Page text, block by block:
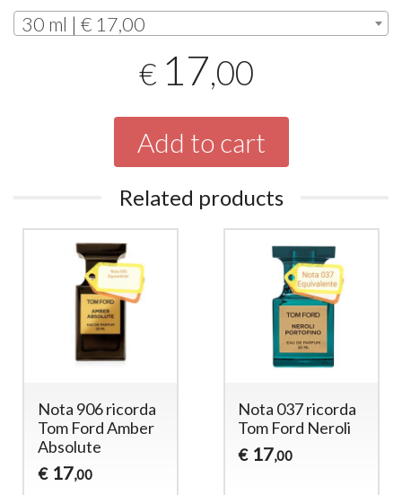
30 ml | € 17,00
€ 17,00
Add to cart
Related products
Nota 906 ricorda
Tom Ford Amber
Absolute
€ 17,00
Nota 037 ricorda
Tom Ford Neroli
€ 17,00